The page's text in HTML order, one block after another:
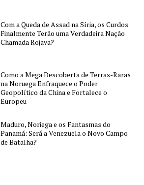
Com a Queda de Assad na Síria, os Curdos
Finalmente Terão uma Verdadeira Nação
Chamada Rojava?
Como a Mega Descoberta de Terras-Raras
na Noruega Enfraquece o Poder
Geopolítico da China e Fortalece o
Europeu
Maduro, Noriega e os Fantasmas do
Panamá: Será a Venezuela o Novo Campo
de Batalha?